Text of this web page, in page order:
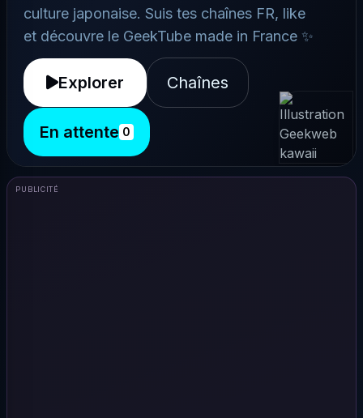
culture japonaise. Suis tes chaînes FR, like
et découvre le GeekTube made in France ✨
Explorer Chaînes
En attente 0
PUBLICITÉ